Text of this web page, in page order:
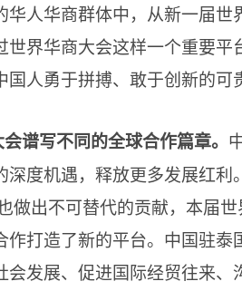
人华商群体中，从新一届世
界华商大会这样一个重要
人勇于拼搏、敢于创新的可
谱写不同的全球合作篇章。
度机遇，释放更多发展红
做出不可替代的贡献，本届
打造了新的平台。中国驻
发展、促进国际经贸往来、